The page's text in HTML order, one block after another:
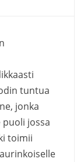
tuntua
jonka
jossa
toimii